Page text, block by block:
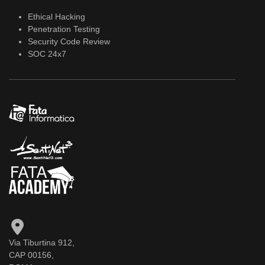
Ethical Hacking
Penetration Testing
Security Code Review
SOC 24x7
Via Tiburtina 912,
CAP 00156,